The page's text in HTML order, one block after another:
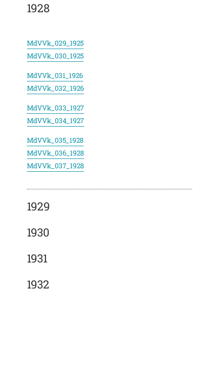
1928
MdVVk_029_1925
MdVVk_030_1925
MdVVk_031_1926
MdVVk_032_1926
MdVVk_033_1927
MdVVk_034_1927
MdVVk_035_1928
MdVVk_036_1928
MdVVk_037_1928
1929
1930
1931
1932